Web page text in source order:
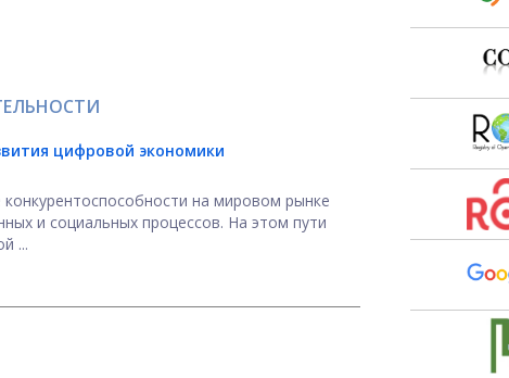
цифровой экономики
на мировом рынке
и социальных процессов. На этом пути
...